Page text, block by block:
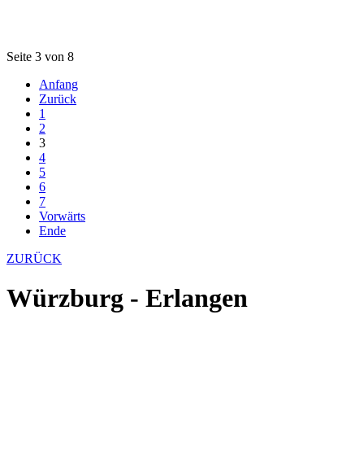
Seite 3 von 8
Anfang
Zurück
1
2
3
4
5
6
7
Vorwärts
Ende
ZURÜCK
Würzburg - Erlangen